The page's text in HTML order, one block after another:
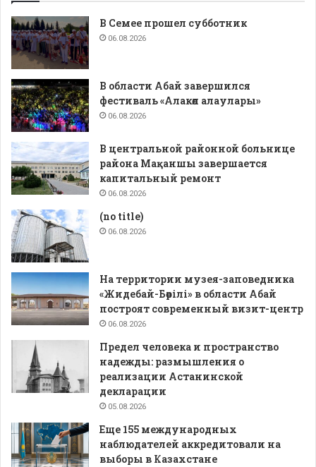
В Семее прошел субботник
06.08.2026
В области Абай завершился
фестиваль «Алакөл алаулары»
06.08.2026
В центральной районной больнице
района Мақаншы завершается
капитальный ремонт
06.08.2026
(no title)
06.08.2026
На территории музея-заповедника
«Жидебай-Бөрілі» в области Абай
построят современный визит-центр
06.08.2026
Предел человека и пространство
надежды: размышления о
реализации Астанинской
декларации
05.08.2026
Еще 155 международных
наблюдателей аккредитовали на
выборы в Казахстане